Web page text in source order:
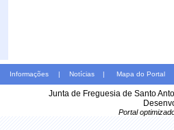
Informações | Notícias | Mapa do Portal
Junta de Freguesia de Santo
Portal